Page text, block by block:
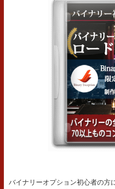
バイナリーオプション初心者の方